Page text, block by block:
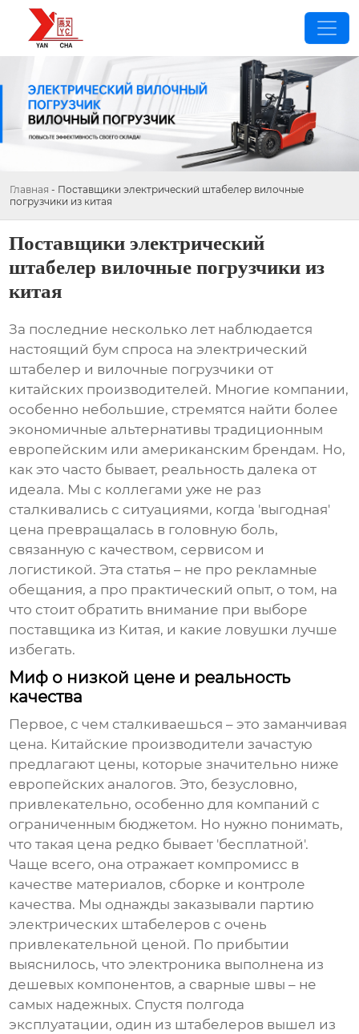
Главная - Поставщики электрический штабелер вилочные
погрузчики из китая
Поставщики электрический
штабелер вилочные погрузчики из
китая
За последние несколько лет наблюдается
настоящий бум спроса наэлектрический
штабелер и вилочные погрузчики от
китайских производителей. Многие компании,
особенно небольшие, стремятся найти более
экономичные альтернативы традиционным
европейским или американским брендам. Но,
как это часто бывает, реальность далека от
идеала. Мы с коллегами уже не раз
сталкивались с ситуациями, когда 'выгодная'
цена превращалась в головную боль,
связанную с качеством, сервисом и
логистикой. Эта статья – не про рекламные
обещания, а про практический опыт, о том, на
что стоит обратить внимание при выборе
поставщика из Китая, и какие ловушки лучше
избегать.
Миф о низкой цене и реальность
качества
Первое, с чем сталкиваешься – это заманчивая
цена. Китайские производители зачастую
предлагают цены, которые значительно ниже
европейских аналогов. Это, безусловно,
привлекательно, особенно для компаний с
ограниченным бюджетом. Но нужно понимать,
что такая цена редко бывает 'бесплатной'.
Чаще всего, она отражает компромисс в
качестве материалов, сборке и контроле
качества. Мы однажды заказывали партию
электрических штабелеров с очень
привлекательной ценой. По прибытии
выяснилось, что электроника выполнена из
дешевых компонентов, а сварные швы – не
самых надежных. Спустя полгода
эксплуатации, один из штабелеров вышел из